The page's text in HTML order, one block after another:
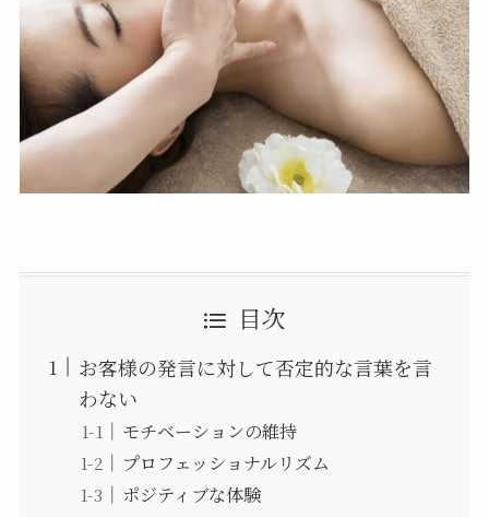
目次
お客様の発言に対して否定的な言葉を言
わない
モチベーションの維持
プロフェッショナルリズム
ポジティブな体験